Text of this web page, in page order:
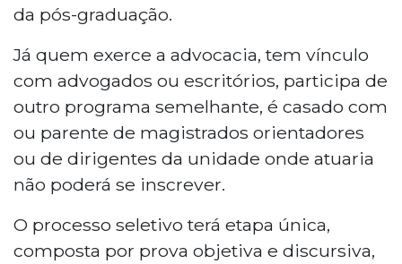
da pós-graduação.
Já quem exerce a advocacia, tem vínculo
com advogados ou escritórios, participa de
outro programa semelhante, é casado com
ou parente de magistrados orientadores
ou de dirigentes da unidade onde atuaria
não poderá se inscrever.
O processo seletivo terá etapa única,
composta por prova objetiva e discursiva,